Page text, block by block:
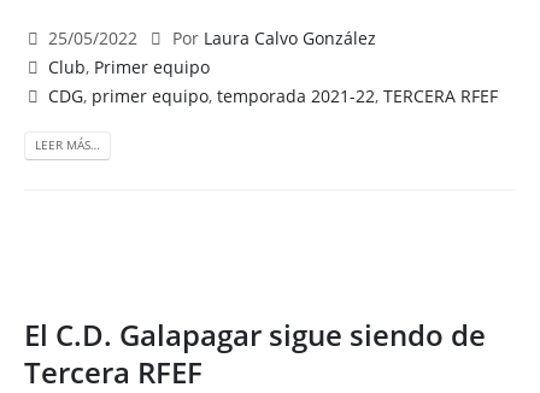
25/05/2022 Por Laura Calvo González
Club, Primer equipo
CDG, primer equipo,temporada 2021-22,TERCERA RFEF
LEER MÁS…
El C.D. Galapagar sigue siendo de
Tercera RFEF